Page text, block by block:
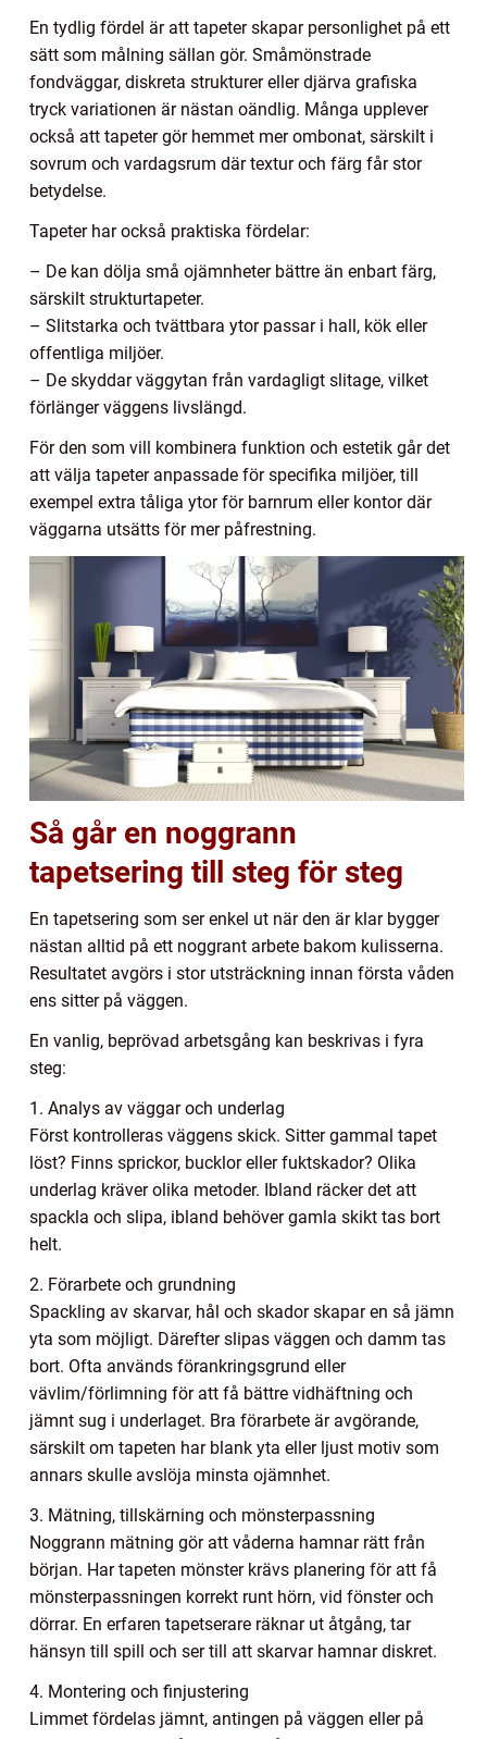
En tydlig fördel är att tapeter skapar personlighet på ett
sätt som målning sällan gör. Småmönstrade
fondväggar, diskreta strukturer eller djärva grafiska
tryck variationen är nästan oändlig. Många upplever
också att tapeter gör hemmet mer ombonat, särskilt i
sovrum och vardagsrum där textur och färg får stor
betydelse.
Tapeter har också praktiska fördelar:
– De kan dölja små ojämnheter bättre än enbart färg,
särskilt strukturtapeter.
– Slitstarka och tvättbara ytor passar i hall, kök eller
offentliga miljöer.
– De skyddar väggytan från vardagligt slitage, vilket
förlänger väggens livslängd.
För den som vill kombinera funktion och estetik går det
att välja tapeter anpassade för specifika miljöer, till
exempel extra tåliga ytor för barnrum eller kontor där
väggarna utsätts för mer påfrestning.
Så går en noggrann
tapetsering till steg för steg
En tapetsering som ser enkel ut när den är klar bygger
nästan alltid på ett noggrant arbete bakom kulisserna.
Resultatet avgörs i stor utsträckning innan första våden
ens sitter på väggen.
En vanlig, beprövad arbetsgång kan beskrivas i fyra
steg:
1. Analys av väggar och underlag
Först kontrolleras väggens skick. Sitter gammal tapet
löst? Finns sprickor, bucklor eller fuktskador? Olika
underlag kräver olika metoder. Ibland räcker det att
spackla och slipa, ibland behöver gamla skikt tas bort
helt.
2. Förarbete och grundning
Spackling av skarvar, hål och skador skapar en så jämn
yta som möjligt. Därefter slipas väggen och damm tas
bort. Ofta används förankringsgrund eller
vävlim/förlimning för att få bättre vidhäftning och
jämnt sug i underlaget. Bra förarbete är avgörande,
särskilt om tapeten har blank yta eller ljust motiv som
annars skulle avslöja minsta ojämnhet.
3. Mätning, tillskärning och mönsterpassning
Noggrann mätning gör att våderna hamnar rätt från
början. Har tapeten mönster krävs planering för att få
mönsterpassningen korrekt runt hörn, vid fönster och
dörrar. En erfaren tapetserare räknar ut åtgång, tar
hänsyn till spill och ser till att skarvar hamnar diskret.
4. Montering och finjustering
Limmet fördelas jämnt, antingen på väggen eller på